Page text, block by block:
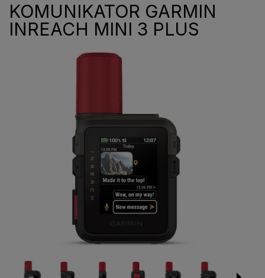
KOMUNIKATOR GARMIN
INREACH MINI 3 PLUS